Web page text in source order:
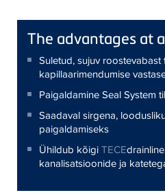
The advantages at
Suletud, sujuv
kapillaarimendumise
Paigaldamine Seal System
Saadaval sirgena,
paigaldamiseks
Ühildub kõigiTECE
kanalisatsioonide ja